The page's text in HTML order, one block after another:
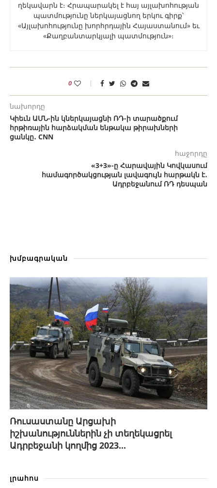
ղեկավարն է։ Հրապարակել է հայ այլախոհության
պատմությունը ներկայացնող երկու գիրք՝
«Այլախոհությունը խորհրդային Հայաստանում» եւ
«Քաղբանտարկյալի պատմություն»։
0
նախորդը
Կիեւն ԱՄՆ-ին կներկայացնի ՌԴ-ի տարածքում
հրթիռային հարձակման ենթակա թիրախների
ցանկը․ CNN
հաջորդը
«3+3»-ը Հարավային Կովկասում
համագործակցության լավագույն հարթակն է․
Ադրբեջանում ՌԴ դեսպան
խմբագրական
Ռուսաստանը Արցախի
իշխանություններին չի տեղեկացրել
Ադրբեջանի կողմից 2023...
լրահոս